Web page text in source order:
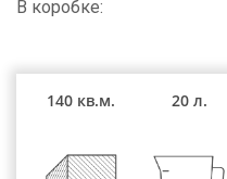
В коробке:
140 кв.м. 20 л.